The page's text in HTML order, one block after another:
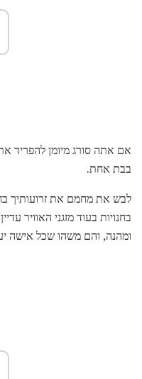
אם אתה סורג מיומן להפריד
בבת אחת.
לבש את מחמם את זרועותיך
בחנויות בעוד מזגני האוויר
ומהנה, והם משהו שכל אישה